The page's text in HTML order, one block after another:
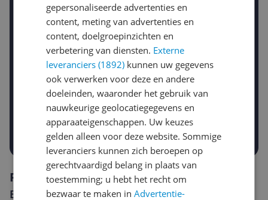
Stel een alert in en mis geen prijsdaling
Krijg een seintje zodra de prijs zakt
Jouw e-mailadres
Gewenste daling of bedrag
-10% -15%
Gewenste prijs
€
Prijsalert aanzetten
Reviews
Er zijn nog geen reviews geschreven
gepersonaliseerde advertenties en
content, meting van advertenties en
content, doelgroepinzichten en
verbetering van diensten. Externe
leveranciers (1892) kunnen uw gegevens
ook verwerken voor deze en andere
doeleinden, waaronder het gebruik van
nauwkeurige geolocatiegegevens en
apparaateigenschappen. Uw keuzes
gelden alleen voor deze website. Sommige
leveranciers kunnen zich beroepen op
gerechtvaardigd belang in plaats van
toestemming; u hebt het recht om
bezwaar te maken inAdvertentie-